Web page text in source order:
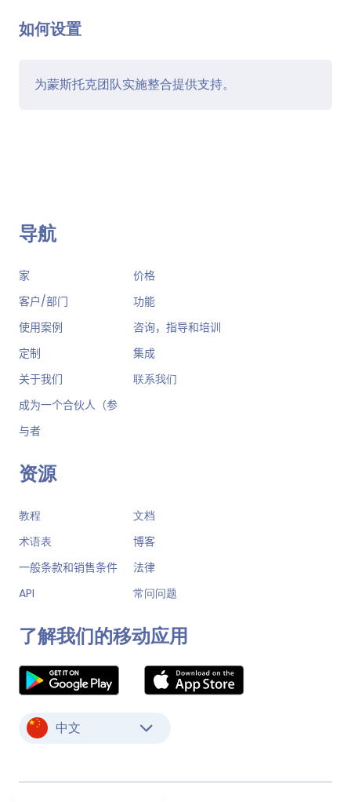
如何设置
为蒙斯托克团队实施整合提供支持。
导航
家
价格
客户/部门
功能
使用案例
咨询，指导和培训
定制
集成
关于我们
联系我们
成为一个合伙人（参
与者
资源
教程
文档
术语表
博客
一般条款和销售条件
法律
API
常问问题
了解我们的移动应用
中文